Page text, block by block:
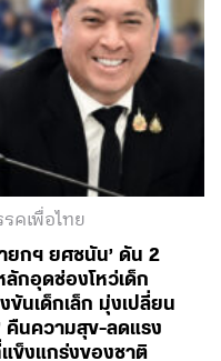
รคเพื่อไทย
ยกฯ ยศชนัน’ ดัน 2
ลักอุดช่องโหว่เด็ก
นเด็กเล็ก มุ่งเปลี่ยน
คืนความสุข-ลดแรง
ข็งแกร่งของชาติ